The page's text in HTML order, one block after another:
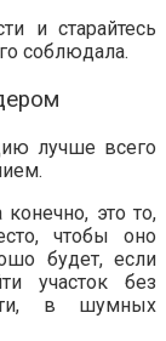
и старайтесь
соблюдала.
лучше всего
это то,
чтобы оно
будет, если
участок без
в шумных